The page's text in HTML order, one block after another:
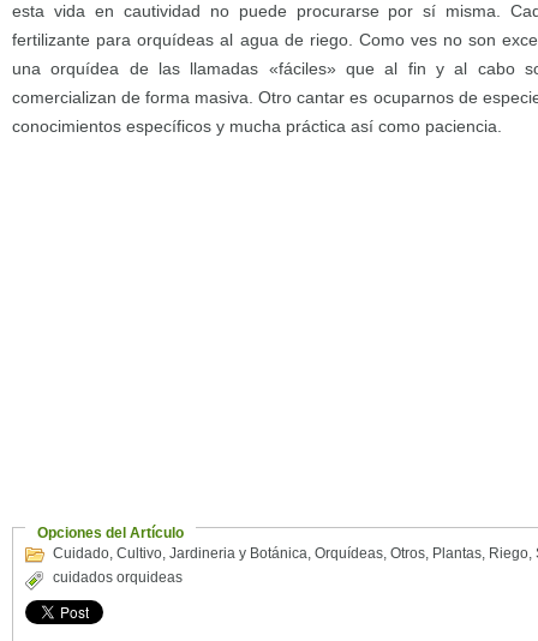
esta vida en cautividad no puede procurarse por sí misma.
fertilizante para orquídeas al agua de riego. Como ves no son
una orquídea de las llamadas «fáciles» que al fin y al cabo
comercializan de forma masiva. Otro cantar es ocuparnos de
conocimientos específicos y mucha práctica así como paciencia.
Opciones del Artículo
Cuidado, Cultivo, Jardineria y Botánica, Orquídeas, Otros, Plantas, Riego,
cuidados orquideas